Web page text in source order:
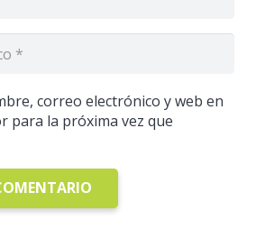
correo electrónico y web en
para la próxima vez que